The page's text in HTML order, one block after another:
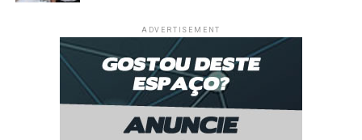
ADVERTISEMENT